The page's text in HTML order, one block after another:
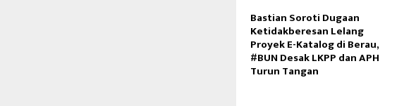
Bastian Soroti Dugaan
Ketidakberesan Lelang
Proyek E-Katalog di Berau,
#BUN Desak LKPP dan APH
Turun Tangan